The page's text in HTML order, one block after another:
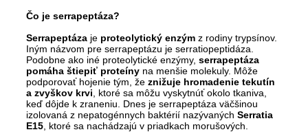
Čo je serrapeptáza?
Serrapeptáza je proteolytický enzým z rodiny trypsínov.
Iným názvom pre serrapeptázu je serratiopeptidáza.
Podobne ako iné proteolytické enzýmy, serrapeptáza
pomáha štiepiť proteíny na menšie molekuly. Môže
podporovať hojenie tým, že znižuje hromadenie tekutín
a zvyškov krvi , ktoré sa môžu vyskytnúť okolo tkaniva,
keď dôjde k zraneniu. Dnes je serrapeptáza väčšinou
izolovaná z nepatogénnych baktérií nazývaných Serratia
E15 , ktoré sa nachádzajú v priadkach morušových.